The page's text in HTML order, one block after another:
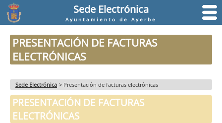
Sede Electrónica
Ayuntamiento de Ayerbe
PRESENTACIÓN DE FACTURAS
ELECTRÓNICAS
Sede Electrónica > Presentación de facturas electrónicas
PRESENTACIÓN DE FACTURAS
ELECTRÓNICAS